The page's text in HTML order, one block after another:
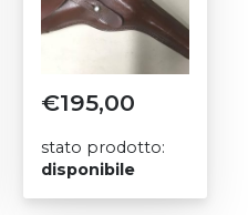
€195,00
stato prodotto:
disponibile